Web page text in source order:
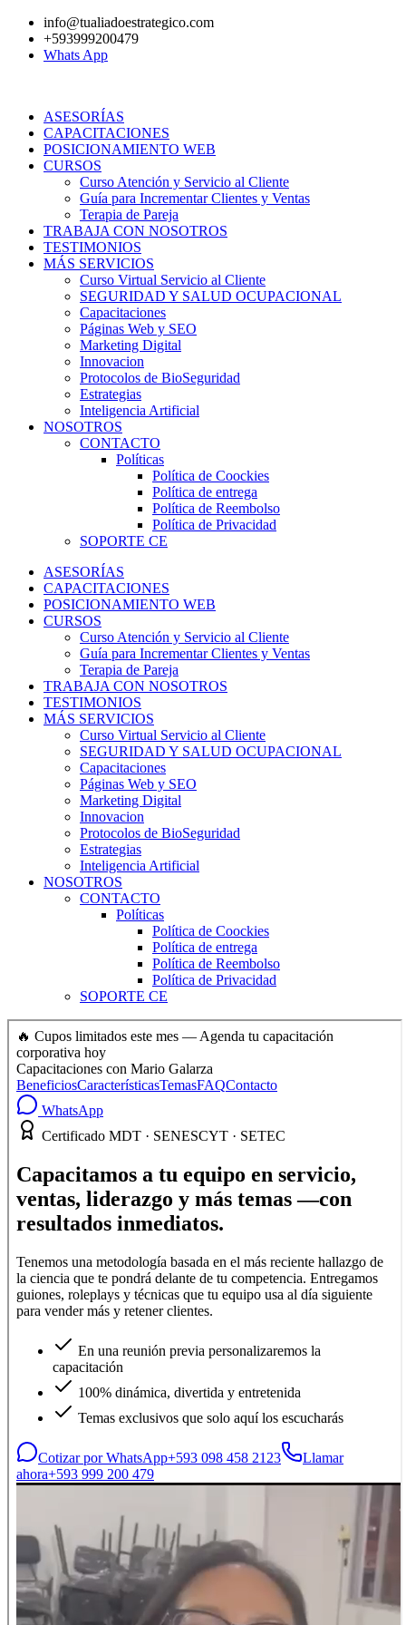
contenido
info@tualiadoestrategico.com
+593999200479
Whats App
ASESORÍAS
CAPACITACIONES
POSICIONAMIENTO WEB
CURSOS
Curso Atención y Servicio al Cliente
Guía para Incrementar Clientes y Ventas
Terapia de Pareja
TRABAJA CON NOSOTROS
TESTIMONIOS
MÁS SERVICIOS
Curso Virtual Servicio al Cliente
SEGURIDAD Y SALUD OCUPACIONAL
Capacitaciones
Páginas Web y SEO
Marketing Digital
Innovacion
Protocolos de BioSeguridad
Estrategias
Inteligencia Artificial
NOSOTROS
CONTACTO
Políticas
Política de Coockies
Política de entrega
Política de Reembolso
Política de Privacidad
SOPORTE CE
ASESORÍAS
CAPACITACIONES
POSICIONAMIENTO WEB
CURSOS
Curso Atención y Servicio al Cliente
Guía para Incrementar Clientes y Ventas
Terapia de Pareja
TRABAJA CON NOSOTROS
TESTIMONIOS
MÁS SERVICIOS
Curso Virtual Servicio al Cliente
SEGURIDAD Y SALUD OCUPACIONAL
Capacitaciones
Páginas Web y SEO
Marketing Digital
Innovacion
Protocolos de BioSeguridad
Estrategias
Inteligencia Artificial
NOSOTROS
CONTACTO
Políticas
Política de Coockies
Política de entrega
Política de Reembolso
Política de Privacidad
SOPORTE CE